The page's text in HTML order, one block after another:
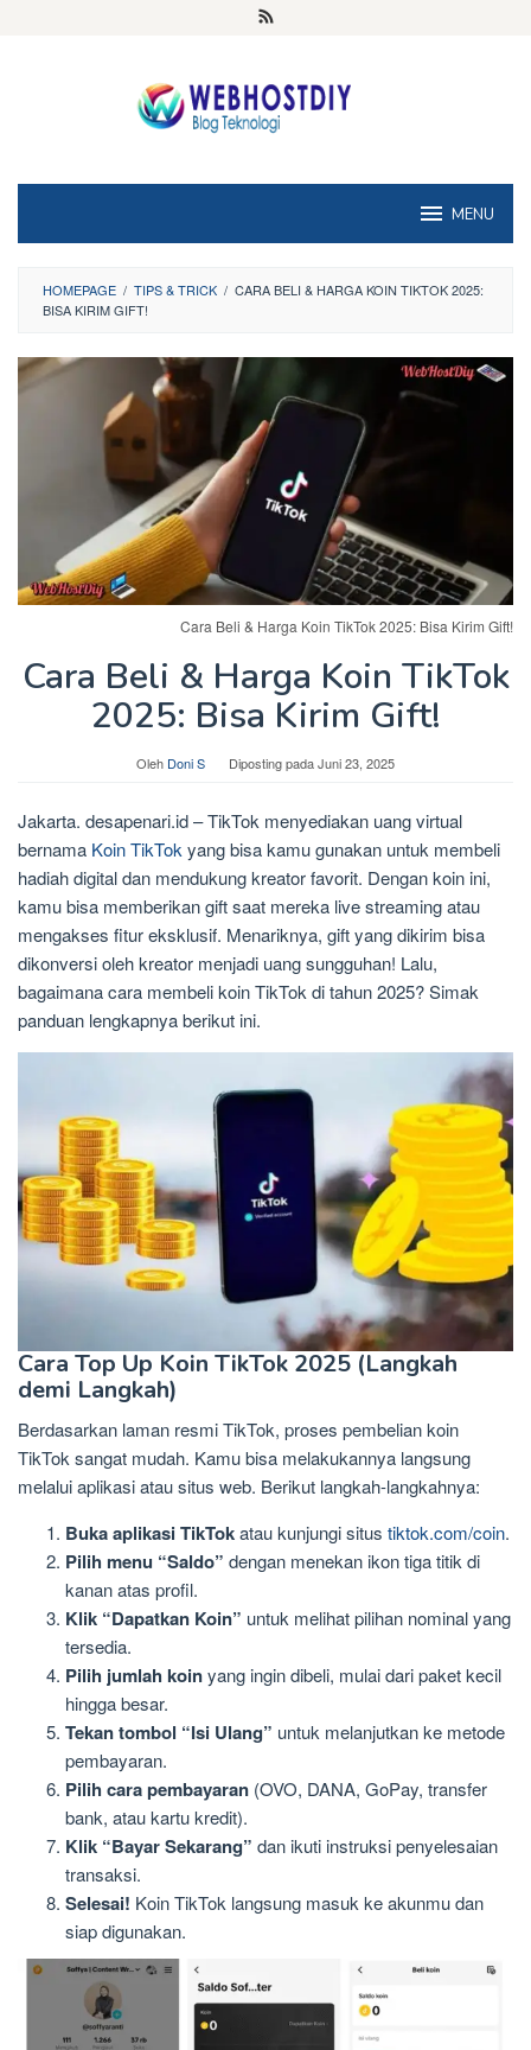
MENU
HOMEPAGE / TIPS & TRICK / CARA BELI & HARGA KOIN TIKTOK 2025:
BISA KIRIM GIFT!
Cara Beli & Harga Koin TikTok 2025: Bisa Kirim Gift!
Cara Beli & Harga Koin TikTok
2025: Bisa Kirim Gift!
Oleh Doni S Diposting padaJuni 23, 2025
Jakarta. desapenari.id – TikTok menyediakan uang virtual
bernama Koin TikTok yang bisa kamu gunakan untuk membeli
hadiah digital dan mendukung kreator favorit. Dengan koin ini,
kamu bisa memberikan gift saat mereka live streaming atau
mengakses fitur eksklusif. Menariknya, gift yang dikirim bisa
dikonversi oleh kreator menjadi uang sungguhan! Lalu,
bagaimana cara membeli koin TikTok di tahun 2025? Simak
panduan lengkapnya berikut ini.
Cara Top Up Koin TikTok 2025 (Langkah
demi Langkah)
Berdasarkan laman resmi TikTok, proses pembelian koin
TikTok sangat mudah. Kamu bisa melakukannya langsung
melalui aplikasi atau situs web. Berikut langkah-langkahnya:
Buka aplikasi TikTokatau kunjungi situs tiktok.com/coin.
Pilih menu “Saldo” dengan menekan ikon tiga titik di
kanan atas profil.
Klik “Dapatkan Koin” untuk melihat pilihan nominal yang
tersedia.
Pilih jumlah koinyang ingin dibeli, mulai dari paket kecil
hingga besar.
Tekan tombol “Isi Ulang” untuk melanjutkan ke metode
pembayaran.
Pilih cara pembayaran (OVO, DANA, GoPay, transfer
bank, atau kartu kredit).
Klik “Bayar Sekarang” dan ikuti instruksi penyelesaian
transaksi.
Selesai! Koin TikTok langsung masuk ke akunmu dan
siap digunakan.